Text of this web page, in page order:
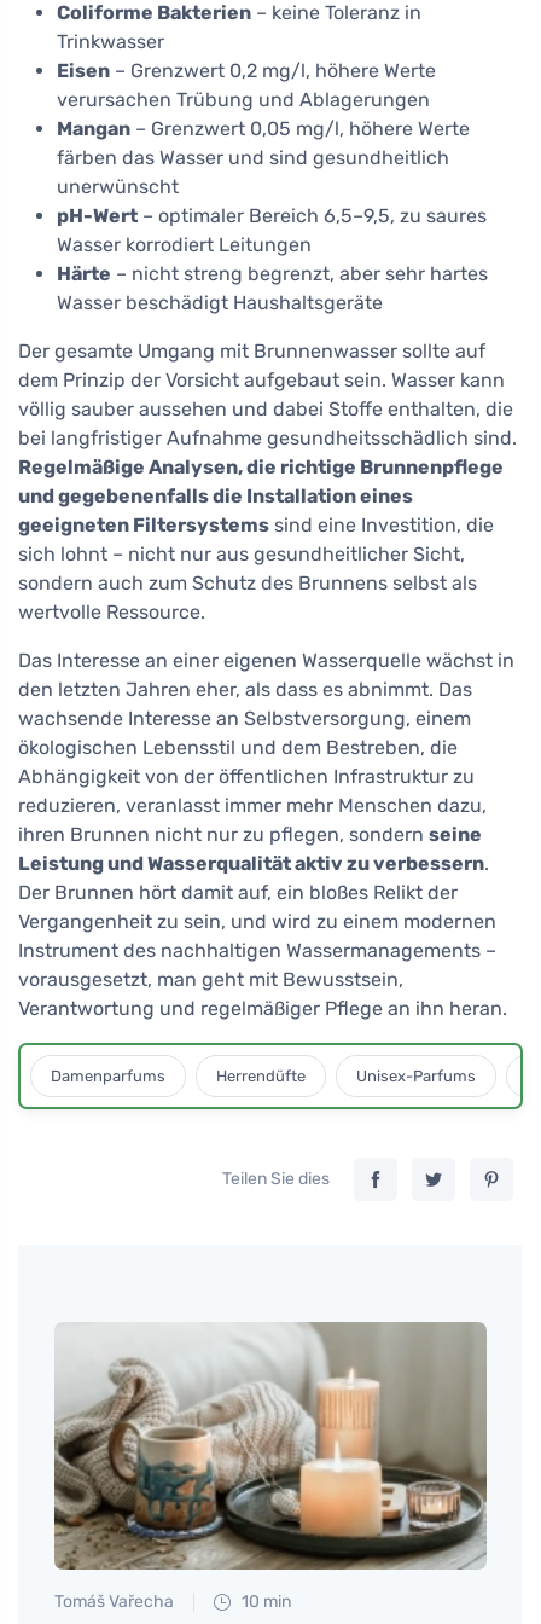
Coliforme Bakterien – keine Toleranz in
Trinkwasser
Eisen – Grenzwert 0,2 mg/l, höhere Werte
verursachen Trübung und Ablagerungen
Mangan – Grenzwert 0,05 mg/l, höhere Werte
färben das Wasser und sind gesundheitlich
unerwünscht
pH-Wert – optimaler Bereich 6,5–9,5, zu saures
Wasser korrodiert Leitungen
Härte – nicht streng begrenzt, aber sehr hartes
Wasser beschädigt Haushaltsgeräte
Der gesamte Umgang mit Brunnenwasser sollte auf
dem Prinzip der Vorsicht aufgebaut sein. Wasser kann
völlig sauber aussehen und dabei Stoffe enthalten, die
bei langfristiger Aufnahme gesundheitsschädlich sind.
Regelmäßige Analysen, die richtige Brunnenpflege
und gegebenenfalls die Installation eines
geeigneten Filtersystems sind eine Investition, die
sich lohnt – nicht nur aus gesundheitlicher Sicht,
sondern auch zum Schutz des Brunnens selbst als
wertvolle Ressource.
Das Interesse an einer eigenen Wasserquelle wächst in
den letzten Jahren eher, als dass es abnimmt. Das
wachsende Interesse an Selbstversorgung, einem
ökologischen Lebensstil und dem Bestreben, die
Abhängigkeit von der öffentlichen Infrastruktur zu
reduzieren, veranlasst immer mehr Menschen dazu,
ihren Brunnen nicht nur zu pflegen, sondern seine
Leistung und Wasserqualität aktiv zu verbessern.
Der Brunnen hört damit auf, ein bloßes Relikt der
Vergangenheit zu sein, und wird zu einem modernen
Instrument des nachhaltigen Wassermanagements –
vorausgesetzt, man geht mit Bewusstsein,
Verantwortung und regelmäßiger Pflege an ihn heran.
Damenparfums Herrendüfte Unisex-Parfums
Teilen Sie dies
Tomáš Vařecha 10 min